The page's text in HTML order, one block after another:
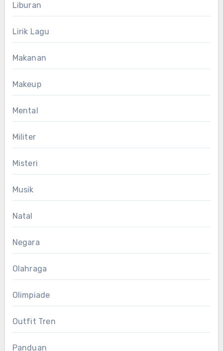
Liburan
Lirik Lagu
Makanan
Makeup
Mental
Militer
Misteri
Musik
Natal
Negara
Olahraga
Olimpiade
Outfit Tren
Panduan